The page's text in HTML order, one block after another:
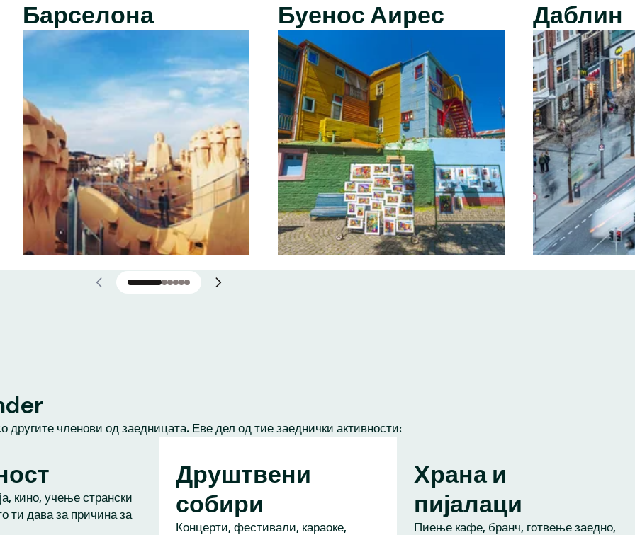
Барселона Буенос Аирес Даблин
членови од заедницата. Еве дел од тие заеднички активности:
кино, учење странски
ти дава за причина за
Друштвени
собири
Концерти, фестивали, караоке,
Храна и
пијалаци
Пиење кафе, бранч, готвење заедно,